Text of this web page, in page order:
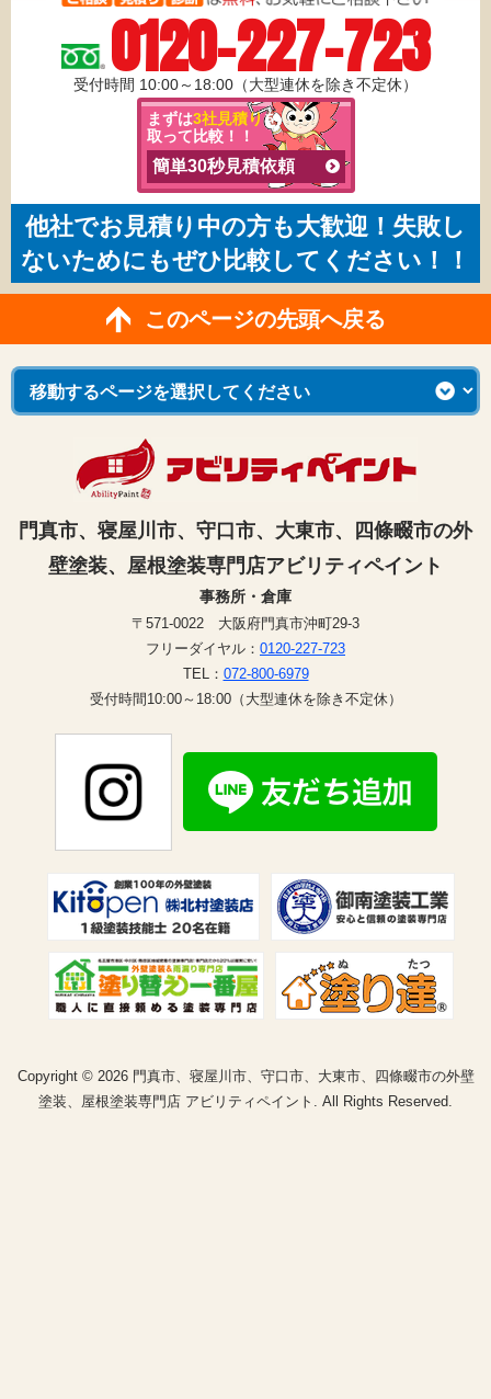
0120-227-723
受付時間 10:00～18:00（大型連休を除き不定休）
まずは3社見積りを
取って比較！！
簡単30秒見積依頼
他社でお見積り中の方も大歓迎！失敗し
ないためにもぜひ比較してください！！
このページの先頭へ戻る
門真市、寝屋川市、守口市、大東市、四條畷市の外
壁塗装、屋根塗装専門店アビリティペイント
事務所・倉庫
〒571-0022 大阪府門真市沖町29-3
フリーダイヤル： 0120-227-723
TEL： 072-800-6979
受付時間10:00～18:00（大型連休を除き不定休）
Copyright © 2026 門真市、寝屋川市、守口市、大東市、四條畷市の外壁
塗装、屋根塗装専門店 アビリティペイント. All Rights Reserved.